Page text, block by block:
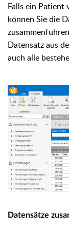
Falls ein Patient
können Sie die
Datensatz aus
auch alle
Datensätze